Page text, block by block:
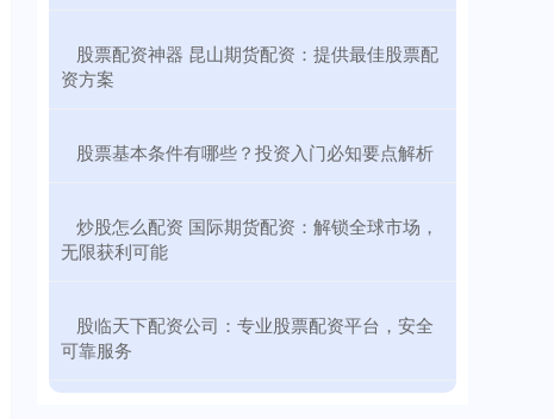
​股票配资神器 昆山期货配资：提供最佳股票配
资方案
​股票基本条件有哪些？投资入门必知要点解析
​炒股怎么配资 国际期货配资：解锁全球市场，
无限获利可能
​股临天下配资公司：专业股票配资平台，安全
可靠服务